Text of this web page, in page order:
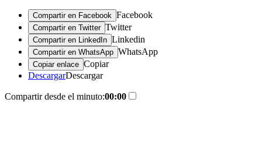
Compartir en Facebook Facebook
Compartir en Twitter Twitter
Compartir en LinkedIn Linkedin
Compartir en WhatsApp WhatsApp
Copiar enlace Copiar
DescargarDescargar
Compartir desde el minuto:00:00